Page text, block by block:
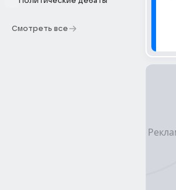
Смотреть все